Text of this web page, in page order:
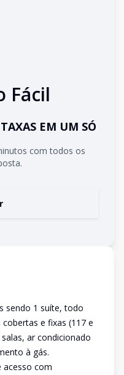
Fácil
EM UM SÓ
com todos os
sendo 1 suíte, todo
e fixas (117 e
ar condicionado
à gás.
acesso com